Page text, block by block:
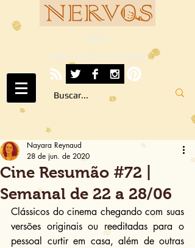
NERVOS
A ARTE SOB TODOS OS SENTIDOS
Cine Resumão #72 |
Semanal de 22 a 28/06
Nayara Reynaud
28 de jun. de 2020
Clássicos do cinema chegando com suas
versões originais ou reeditadas para o
pessoal curtir em casa, além de outras